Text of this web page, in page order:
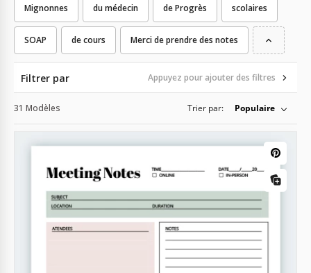
Mignonnes du médecin de Progrès scolaires
SOAP de cours Merci de prendre des notes
Filtrer par Appuyez pour ajouter des filtres
31 Modèles Trier par: Populaire